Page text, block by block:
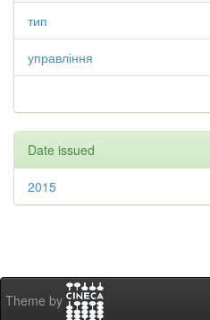
тип
управління
Date issued
2015
Theme by